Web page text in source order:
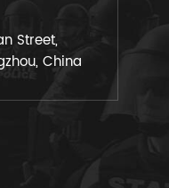
Street,
China